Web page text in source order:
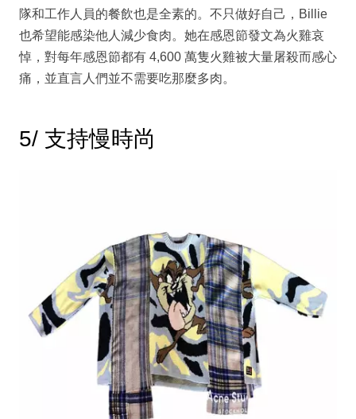
隊和工作人員的餐飲也是全素的。不只做好自己，Billie
也希望能感染他人減少食肉。她在感恩節發文為火雞哀
悼，對每年感恩節都有 4,600 萬隻火雞被大量屠殺而感心
痛，並直言人們並不需要吃那麼多肉。
5/ 支持慢時尚